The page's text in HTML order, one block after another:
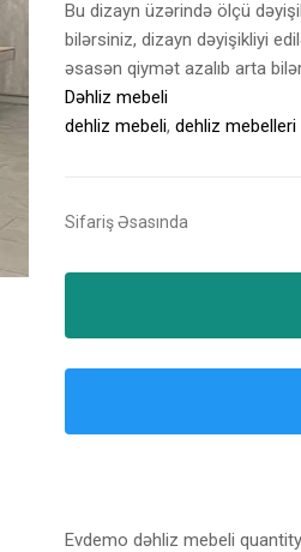
Bu dizayn üzərində ölçü
bilərsiniz, dizayn dəyişikliyi
əsasən qiymət azalıb arta
Dəhliz mebeli
dehliz mebeli, dehliz mebelleri
Sifariş Əsasında
Evdemo dəhliz mebeli quantity